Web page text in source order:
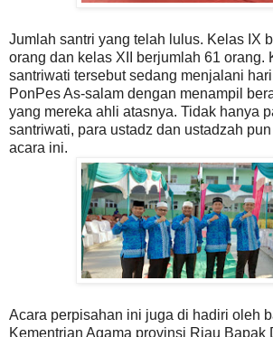
Jumlah santri yang telah lulus. Kelas IX
orang dan kelas XII berjumlah 61 orang.
santriwati tersebut sedang menjalani
PonPes As-salam dengan menampil
yang mereka ahli atasnya. Tidak hanya
santriwati, para ustadz dan ustadzah
acara ini.
Acara perpisahan ini juga di hadiri oleh
Kementrian Agama provinsi Riau Bapak